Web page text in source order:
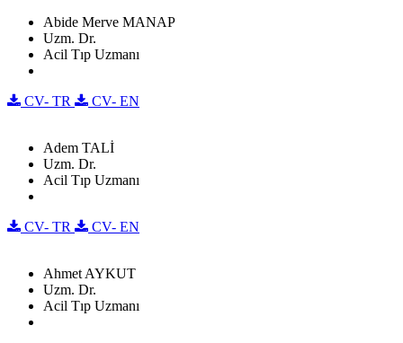
Abide Merve MANAP
Uzm. Dr.
Acil Tıp Uzmanı
CV- TR CV- EN
Adem TALİ
Uzm. Dr.
Acil Tıp Uzmanı
CV- TR CV- EN
Ahmet AYKUT
Uzm. Dr.
Acil Tıp Uzmanı